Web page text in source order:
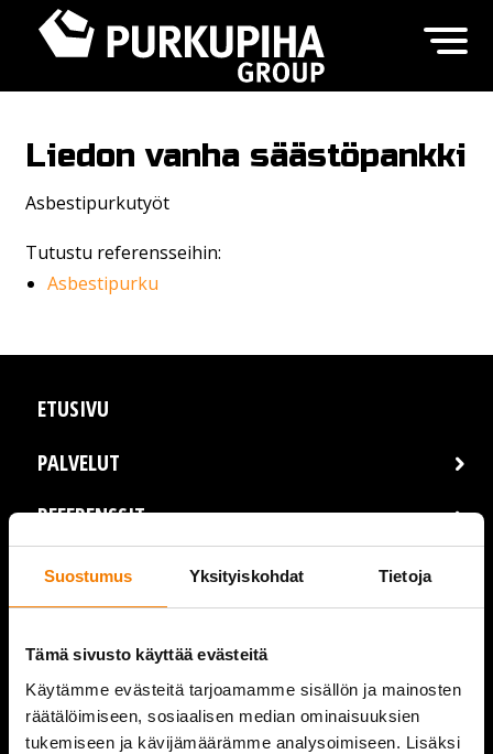
Suostumus Yksityiskohdat Tietoja
Tämä sivusto käyttää evästeitä
Käytämme evästeitä tarjoamamme sisällön ja mainosten
räätälöimiseen, sosiaalisen median ominaisuuksien
tukemiseen ja kävijämäärämme analysoimiseen. Lisäksi
Liedon vanha säästöpankki
Asbestipurkutyöt
Tutustu referensseihin:
Asbestipurku
ETUSIVU
PALVELUT
REFERENSSIT
AJANKOHTAISTA
YRITYS
YHTEYSTIEDOT